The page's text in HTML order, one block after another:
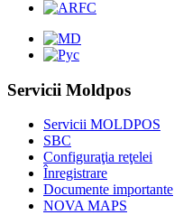
Servicii Moldpos
Servicii MOLDPOS
SBC
Configuraţia reţelei
Înregistrare
Documente importante
NOVA MAPS